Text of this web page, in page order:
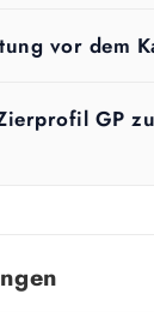
vor dem
GP